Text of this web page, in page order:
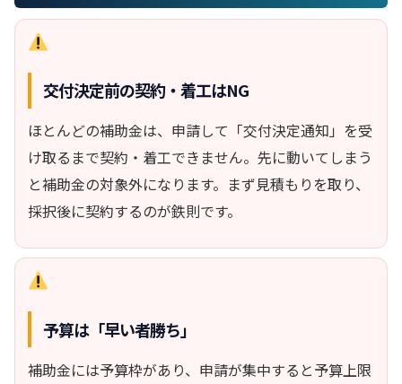
交付決定前の契約・着工はNG
ほとんどの補助金は、申請して「交付決定通知」を受
け取るまで契約・着工できません。先に動いてしまう
と補助金の対象外になります。まず見積もりを取り、
採択後に契約するのが鉄則です。
予算は「早い者勝ち」
補助金には予算枠があり、申請が集中すると予算上限